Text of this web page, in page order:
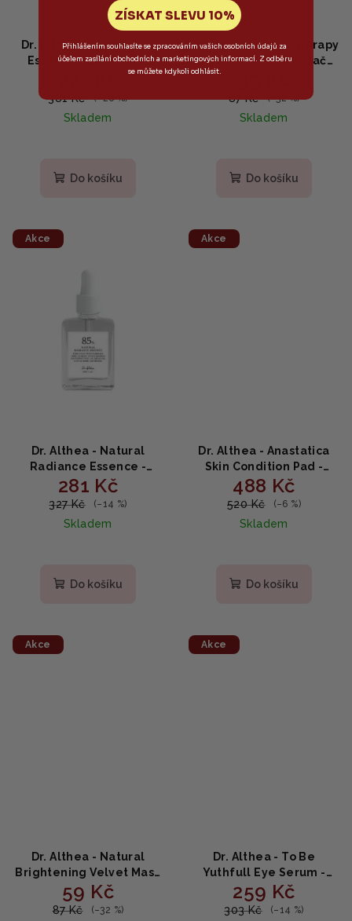
Dr. Althea - Skin Relief
Essence - Zklidňující
sérum s 85% výtažkem z
381 Kč (–28 %)
Skladem
Do košíku
Dr. Althea - Herb Therapy
Velvet Mask - Hydratační
látková maska s
87 Kč (–32 %)
Skladem
Do košíku
Akce
Dr. Althea - Natural
Radiance Essence -
Rozjasňující sérum se
švestkou kakadu 30ml
281 Kč
327 Kč (–14 %)
Skladem
Do košíku
Akce
Dr. Althea - Anastatica
Skin Condition Pad -
Hydratační tampony na
obličej s růží z Jericha
488 Kč
520 Kč (–6 %)
Skladem
Do košíku
Akce
Dr. Althea - Natural
Brightening Velvet Mask
- Rozjasňující lněná
maska 27g
59 Kč
87 Kč (–32 %)
Akce
Dr. Althea - To Be
Yuthfull Eye Serum -
Omlazující oční sérum
25ml
259 Kč
303 Kč (–14 %)
ZÍSKAT SLEVU 10%
Přihlášením souhlasíte se zpracováním vašich osobních údajů za
účelem zasílání obchodních a marketingových informací. Z odběru
se můžete kdykoli odhlásit.